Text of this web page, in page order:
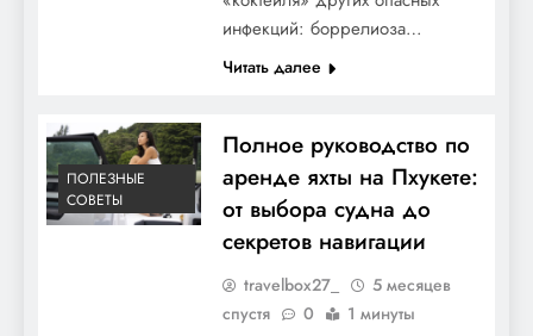
инфекций: боррелиоза…
Читать далее
ПОЛЕЗНЫЕ
СОВЕТЫ
Полное руководство по
аренде яхты на Пхукете:
от выбора судна до
секретов навигации
travelbox27_
5 месяцев
спустя
0 1 минуты